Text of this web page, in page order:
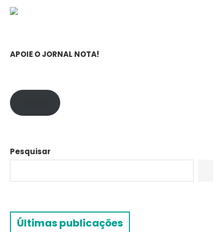
APOIE O JORNAL NOTA!
Pesquisar
Últimas publicações